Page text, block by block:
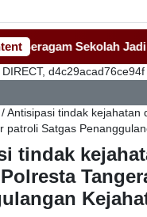
Sekolah Jadi Sorotan
d4c29acad76ce94f
/ Antisipasi tindak kejahatan
patroli Satgas
tindak